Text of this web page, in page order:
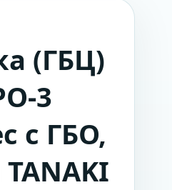
(ГБЦ)
3
с ГБО,